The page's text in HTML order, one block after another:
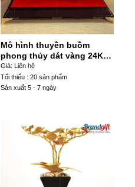
Mô hình thuyền buồm
phong thủy dát vàng 24K
cao cấp TB-04
Giá: Liên hệ
Tối thiểu : 20 sản phẩm
Sản xuất 5 - 7 ngày